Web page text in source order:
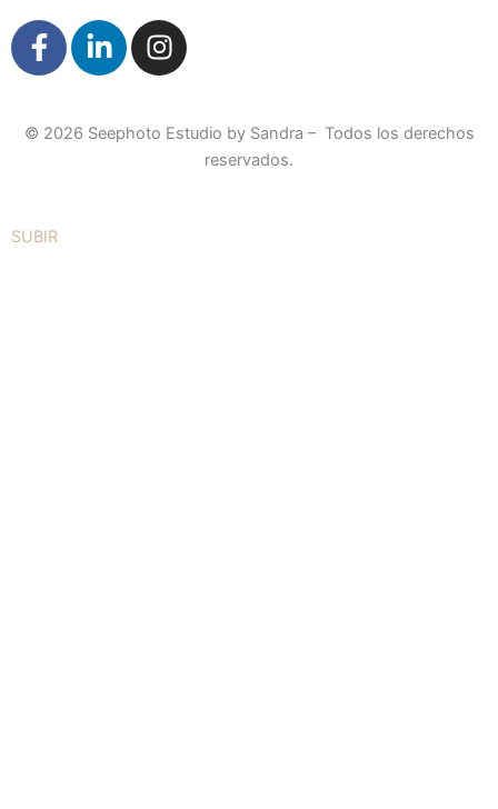
F
a
b
k
L
i
e
I
n
a
© 2026 Seephoto Estudio by Sandra – Todos los derechos
reservados.
SUBIR